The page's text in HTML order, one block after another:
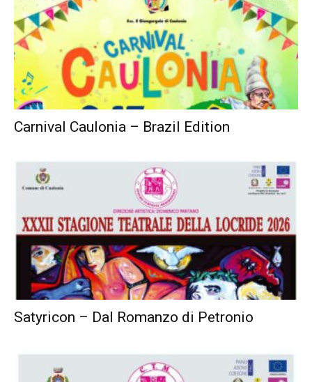
Carnival Caulonia – Brazil Edition
Satyricon – Dal Romanzo di Petronio